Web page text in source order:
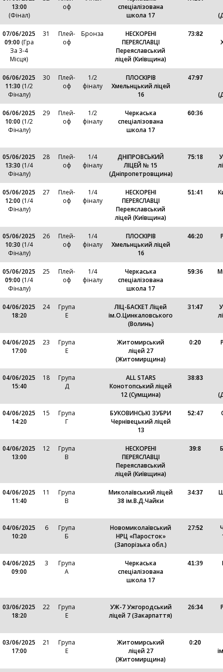
13:00
(Фінал)
оф
спеціалізована
школа 17
07/06/2025
09:00 (Гра
За 3-4
Місця)
31
Плей-
оф
Бронза
НЕСКОРЕНІ
ПЕРЕЯСЛАВЦІ
Переяславський
ліцей (Київщина)
73:82
06/06/2025
11:30 (1/2
Фіналу)
30
Плей-
оф
1/2
фіналу
ПЛОСКІРІВ
Хмельнцький ліцей
16
47:97
06/06/2025
10:00 (1/2
Фіналу)
29
Плей-
оф
1/2
фіналу
Черкаська
спеціалізована
школа 17
60:36
05/06/2025
13:30 (1/4
Фіналу)
28
Плей-
оф
1/4
фіналу
ДНІПРОВСЬКИЙ
ЛІЦЕЙ № 15
(Дніпропетровщина)
75:18
05/06/2025
12:00 (1/4
Фіналу)
27
Плей-
оф
1/4
фіналу
НЕСКОРЕНІ
ПЕРЕЯСЛАВЦІ
Переяславський
ліцей (Київщина)
51:41
05/06/2025
10:30 (1/4
Фіналу)
26
Плей-
оф
1/4
фіналу
ПЛОСКІРІВ
Хмельнцький ліцей
16
46:20
05/06/2025
09:00 (1/4
Фіналу)
25
Плей-
оф
1/4
фіналу
Черкаська
спеціалізована
школа 17
59:36
04/06/2025
18:20
24
Група
Е
ЛІЦ-БАСКЕТ Ліцей
ім.О.Цинкаловського
(Волинь)
31:47
04/06/2025
17:00
23
Група
Е
Житомирський
ліцей 27
(Житомирщина)
0:20
04/06/2025
15:40
18
Група
Д
ALL STARS
Конотопський ліцей
12 (Сумщина)
38:83
04/06/2025
14:20
15
Група
Г
БУКОВИНСЬКІ ЗУБРИ
Чернівецький ліцей
13
52:47
04/06/2025
13:00
12
Група
В
НЕСКОРЕНІ
ПЕРЕЯСЛАВЦІ
Переяславський
ліцей (Київщина)
39:8
04/06/2025
11:40
11
Група
В
Миколаївський ліцей
38 ім.В.Д.Чайки
34:37
04/06/2025
10:20
6
Група
Б
Новомиколаївський
НРЦ «Паросток»
(Запорізька обл.)
27:52
04/06/2025
09:00
3
Група
А
Черкаська
спеціалізована
школа 17
41:39
03/06/2025
18:20
22
Група
Е
УЖ-7 Ужгородський
ліцей 7 (Закарпаття)
26:34
03/06/2025
17:00
21
Група
Е
Житомирський
ліцей 27
(Житомирщина)
0:20